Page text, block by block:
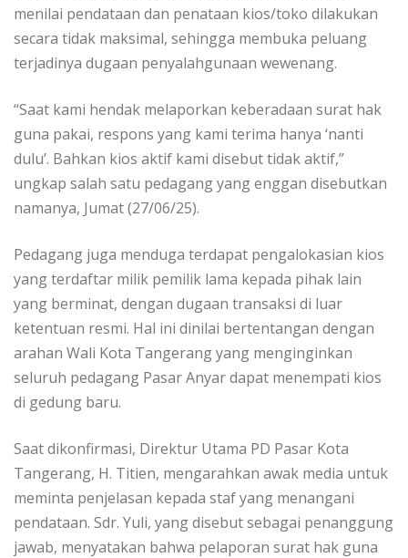
menilai pendataan dan penataan kios/toko dilakukan
secara tidak maksimal, sehingga membuka peluang
terjadinya dugaan penyalahgunaan wewenang.
“Saat kami hendak melaporkan keberadaan surat hak
guna pakai, respons yang kami terima hanya ‘nanti
dulu’. Bahkan kios aktif kami disebut tidak aktif,”
ungkap salah satu pedagang yang enggan disebutkan
namanya, Jumat (27/06/25).
Pedagang juga menduga terdapat pengalokasian kios
yang terdaftar milik pemilik lama kepada pihak lain
yang berminat, dengan dugaan transaksi di luar
ketentuan resmi. Hal ini dinilai bertentangan dengan
arahan Wali Kota Tangerang yang menginginkan
seluruh pedagang Pasar Anyar dapat menempati kios
di gedung baru.
Saat dikonfirmasi, Direktur Utama PD Pasar Kota
Tangerang, H. Titien, mengarahkan awak media untuk
meminta penjelasan kepada staf yang menangani
pendataan. Sdr. Yuli, yang disebut sebagai penanggung
jawab, menyatakan bahwa pelaporan surat hak guna